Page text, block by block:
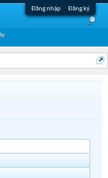
Đăng nhập Đăng ký